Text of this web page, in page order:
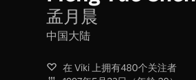
孟月晨
中国大陆
在 Viki 上拥有480个关注者